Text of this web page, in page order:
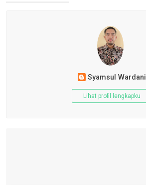
Syamsul Wardani
Lihat profil lengkapku